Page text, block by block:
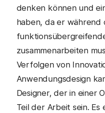
denken können und
haben, da er während
zusammenarbeiten
Verfolgen von
Anwendungsdesign
Designer, der in einer
Teil der Arbeit sein. Es